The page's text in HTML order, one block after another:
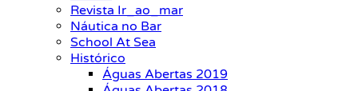
Revista Ir_ao_mar
Náutica no Bar
School At Sea
Histórico
Águas Abertas 2019